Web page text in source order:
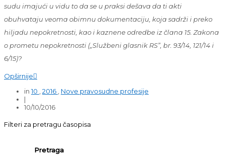
sudu imajući u vidu to da se u praksi dešava da ti akti
obuhvataju veoma obimnu dokumentaciju, koja sadrži i preko
hiljadu nepokretnosti, kao i kaznene odredbe iz člana 15. Zakona
o prometu nepokretnosti („Službeni glasnik RS”, br. 93/14, 121/14 i
6/15)?
Opširnije
in10 2016
Nove pravosudne profesije
|
10/10/2016
Filteri za pretragu časopisa
Pretraga